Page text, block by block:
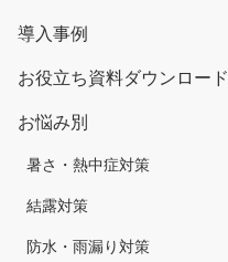
導入事例
お役立ち資料ダウンロード
お悩み別
暑さ・熱中症対策
結露対策
防水・雨漏り対策